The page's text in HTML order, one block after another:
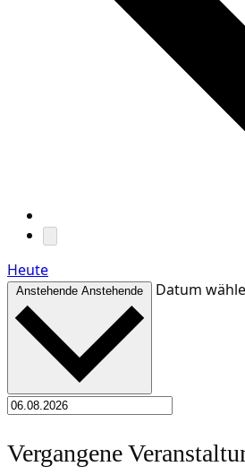
Heute
Anstehende Anstehende Datum
Vergangene